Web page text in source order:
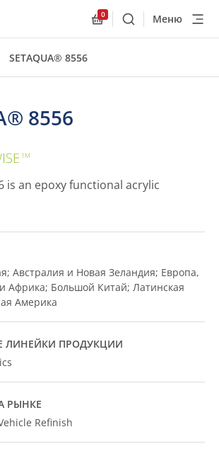
0
ПоискМеню
SETAQUA® 8556
8556
8556
is an epoxy functional acrylic
Австралия и Новая Зеландия; Европа,
Африка; Большой Китай; Латинская
Америка
ЛИНЕЙКИ ПРОДУКЦИИ
РЫНКЕ
Refinish